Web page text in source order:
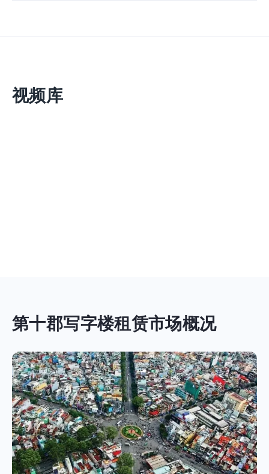
视频库
第十郡写字楼租赁市场概况